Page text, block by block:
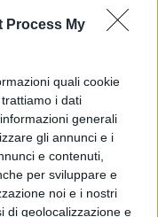
Process My
quali cookie
i dati
generali
gli annunci e i
e contenuti,
per sviluppare e
noi e i nostri
di geolocalizzazione e